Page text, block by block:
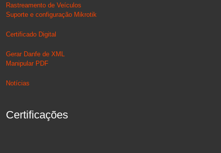
Rastreamento de Veículos
Suporte e configuração Mikrotik
Certificado Digital
Gerar Danfe de XML
Manipular PDF
Notícias
Certificações